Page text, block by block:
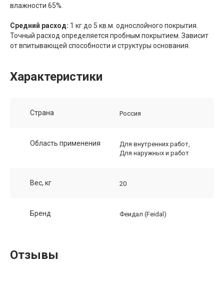
влажности 65%.
Средний расход: 1 кг до 5 кв.м. однослойного покрытия.
Точный расход определяется пробным покрытием. Зависит
от впитывающей способности и структуры основания.
Характеристики
Страна Россия
Область применения
Для внутренних работ,
Для наружных и работ
Вес, кг 20
Бренд Феидал (Feidal)
Отзывы